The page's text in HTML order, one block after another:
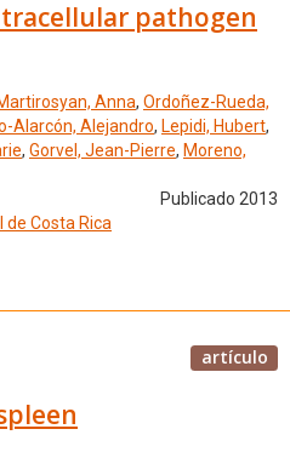
pathogen
Anna, Ordoñez-Rueda,
Alarcón, Alejandro, Lepidi, Hubert,
, Gorvel, Jean-Pierre, Moreno,
Publicado 2013
de Costa Rica
artículo